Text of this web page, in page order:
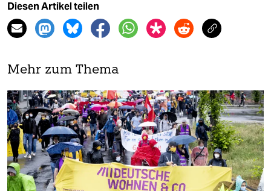
Diesen Artikel teilen
Mehr zum Thema